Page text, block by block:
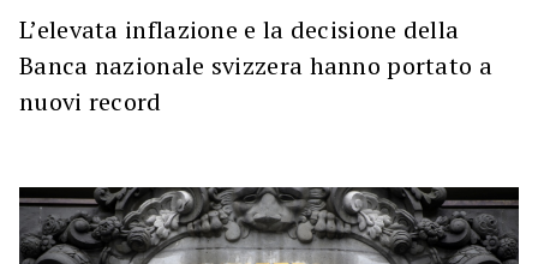
L’elevata inflazione e la decisione della
Banca nazionale svizzera hanno portato a
nuovi record